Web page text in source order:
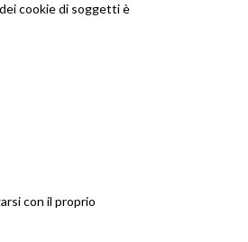
cookie di soggetti è
con il proprio